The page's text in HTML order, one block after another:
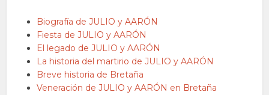
Biografía de JULIO y AARÓN
Fiesta de JULIO y AARÓN
El legado de JULIO y AARÓN
La historia del martirio de JULIO y AARÓN
Breve historia de Bretaña
Veneración de JULIO y AARÓN en Bretaña